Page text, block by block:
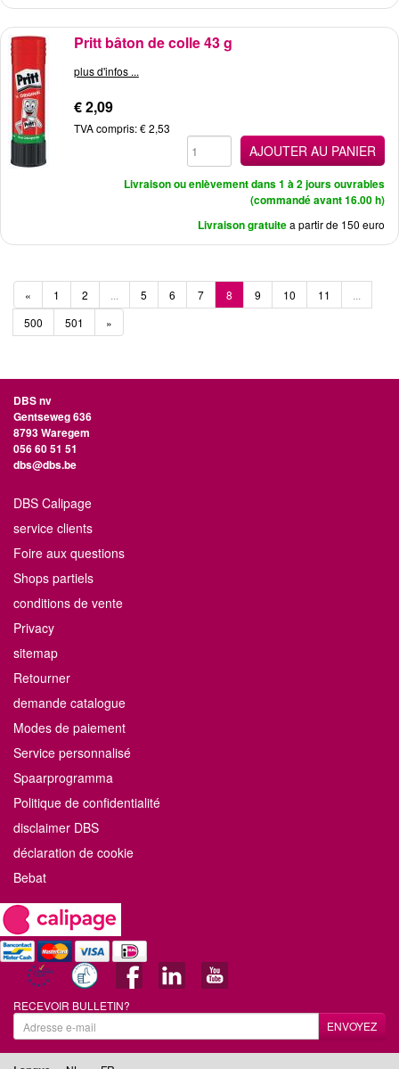
Pritt bâton de colle 43 g
plus d'infos ...
€ 2,09
TVA compris: € 2,53
AJOUTER AU PANIER
Livraison ou enlèvement dans 1 à 2 jours ouvrables
(commandé avant 16.00 h)
Livraison gratuitea partir de 150 euro
« 1 2 5 6 7 8 9 10 11
500
501 »
DBS nv
Gentseweg 636
8793 Waregem
056 60 51 51
dbs@dbs.be
DBS Calipage
service clients
Foire aux questions
Shops partiels
conditions de vente
Privacy
sitemap
Retourner
demande catalogue
Modes de paiement
Service personnalisé
Spaarprogramma
Politique de confidentialité
disclaimer DBS
déclaration de cookie
Bebat
RECEVOIR BULLETIN?
ENVOYEZ